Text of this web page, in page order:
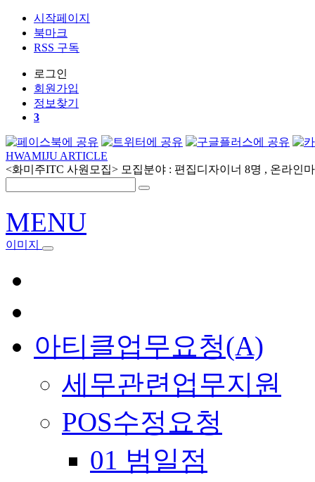
시작페이지
북마크
RSS 구독
로그인
회원 가입
정보찾기
3
HWAMIJU ARTICLE
<화미주ITC 사원모집> 모집분야 : 편집디자이너 8명 , 온라인
MENU
이미지
아티클업무요청(A)
세무관련업무지원
POS수정요청
01 범일점